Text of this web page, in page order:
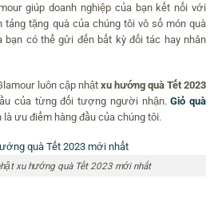
giúp doanh nghiệp của bạn kết nối với
tảng tặng quà của chúng tôi vô số món quà
có thể gửi đến bất kỳ đối tác hay nhân
luôn cập nhật xu hướng quà Tết 2023
của từng đối tượng người nhận.Giỏ quà
ưu điểm hàng đầu của chúng tôi.
xu hướng quà Tết 2023 mới nhất